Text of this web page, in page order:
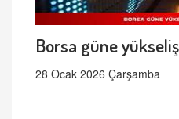
Borsa güne
28 Ocak 2026 Çarşamba